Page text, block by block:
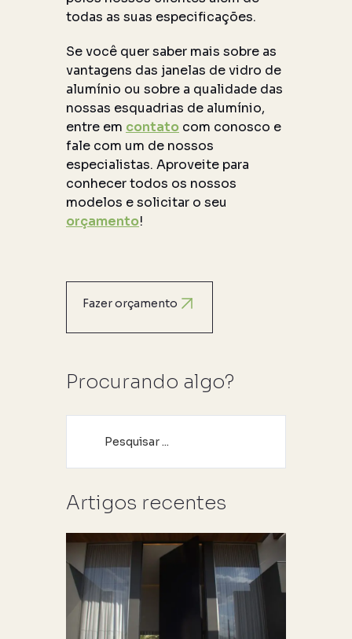
todas as suas especificações.
Se você quer saber mais sobre as
vantagens das janelas de vidro de
alumínio ou sobre a qualidade das
nossas esquadrias de alumínio,
entre em contato com conosco e
fale com um de nossos
especialistas. Aproveite para
conhecer todos os nossos
modelos e solicitar o seu
orçamento!
Fazer orçamento
Procurando algo?
Artigos recentes